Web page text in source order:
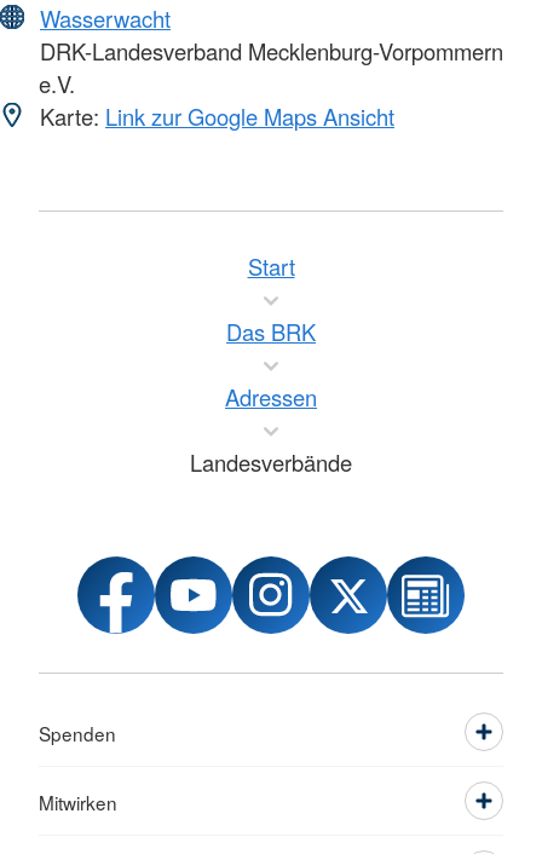
Wasserwacht
DRK-Landesverband Mecklenburg-Vorpommern
e.V.
Karte: Link zur Google Maps Ansicht
Start
Das BRK
Adressen
Landesverbände
Spenden
Mitwirken